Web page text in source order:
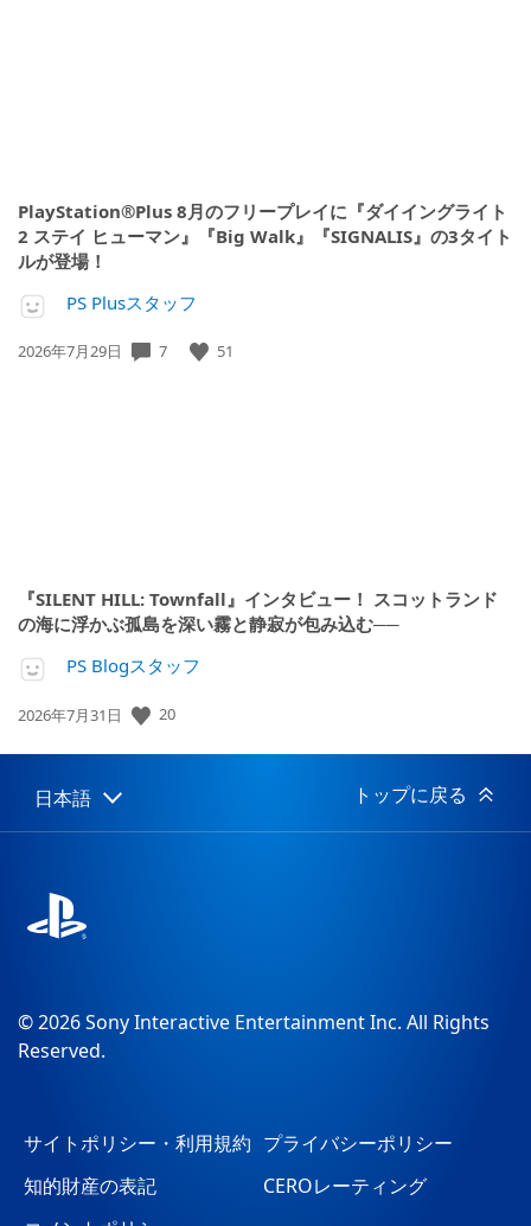
PlayStation®Plus 8月のフリープレイに『ダイイングライト
2 ステイ ヒューマン』『Big Walk』『SIGNALIS』の3タイト
ルが登場！
PS Plusスタッフ
公
2026年7月29日 7 51
『SILENT HILL: Townfall』インタビュー！ スコットランド
の海に浮かぶ孤島を深い霧と静寂が包み込む──
PS Blogスタッフ
公
日:
2026年7月31日 20
Select
a
Current
region:
日本語 トップに戻る
© 2026 Sony Interactive Entertainment Inc. All Rights
Reserved.
サイトポリシー・利用規約 プライバシーポリシー
知的財産の表記
CEROレーティング